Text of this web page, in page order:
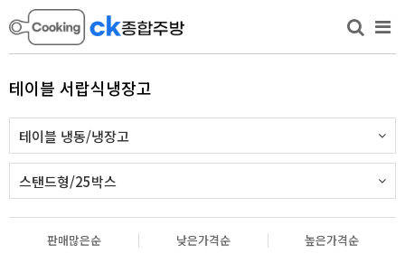
테이블 서랍식냉장고
테이블 냉동/냉장고
스탠드형/25박스
판매많은순 낮은가격순
높은가격순